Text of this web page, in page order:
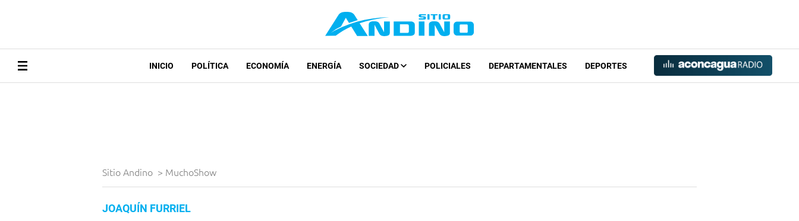
INICIO POLÍTICA ECONOMÍA ENERGÍA SOCIEDAD POLICIALES DEPARTAMENTALES DEPORTES
Sitio Andino > MuchoShow
JOAQUÍN FURRIEL